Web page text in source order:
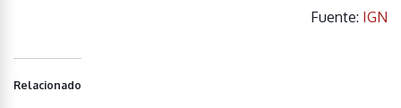
Fuente: IGN
Relacionado